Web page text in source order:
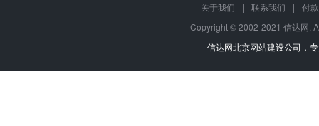
关于我们 | 联系我们 |
付
Copyright © 2002-2021 信达网,
信达网北京网站建设公司 ，